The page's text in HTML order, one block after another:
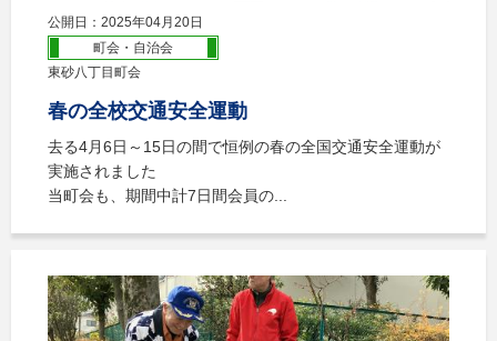
公開日：2025年04月20日
町会・自治会
東砂八丁目町会
春の全校交通安全運動
去る4月6日～15日の間で恒例の春の全国交通安全運動が
実施されました
当町会も、期間中計7日間会員の...